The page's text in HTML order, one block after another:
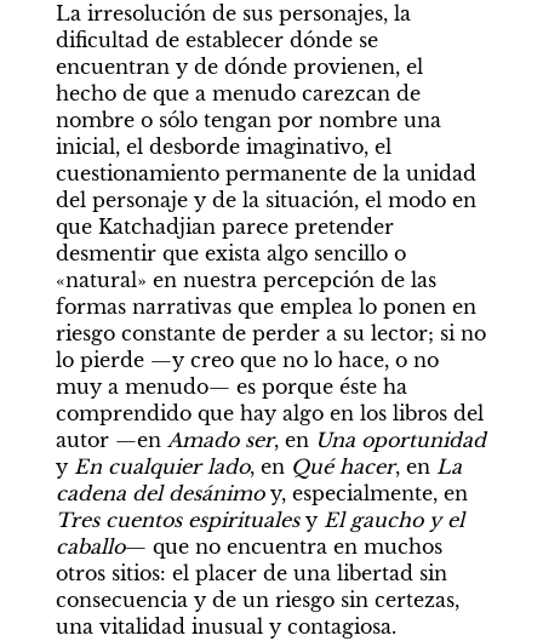
La irresolución de sus personajes, la
dificultad de establecer dónde se
encuentran y de dónde provienen, el
hecho de que a menudo carezcan de
nombre o sólo tengan por nombre una
inicial, el desborde imaginativo, el
cuestionamiento permanente de la unidad
del personaje y de la situación, el modo en
que Katchadjian parece pretender
desmentir que exista algo sencillo o
«natural» en nuestra percepción de las
formas narrativas que emplea lo ponen en
riesgo constante de perder a su lector; si no
lo pierde —y creo que no lo hace, o no
muy a menudo— es porque éste ha
comprendido que hay algo en los libros del
autor —en Amado ser, en Una oportunidad
y En cualquier lado, en Qué hacer, en La
cadena del desánimo
y, especialmente, en
Tres cuentos espirituales y El gaucho y el
caballo— que no encuentra en muchos
otros sitios: el placer de una libertad sin
consecuencia y de un riesgo sin certezas,
una vitalidad inusual y contagiosa.